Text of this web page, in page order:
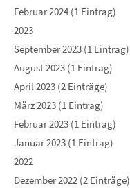
Februar 2024 (1 Eintrag)
2023
September 2023 (1 Eintrag)
August 2023 (1 Eintrag)
April 2023 (2 Einträge)
März 2023 (1 Eintrag)
Februar 2023 (1 Eintrag)
Januar 2023 (1 Eintrag)
2022
Dezember 2022 (2 Einträge)